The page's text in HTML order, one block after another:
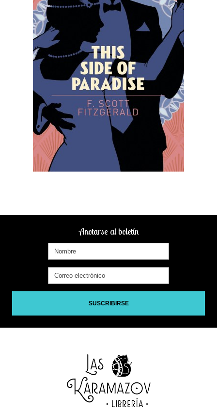
Anotarse al boletín
SUSCRIBIRSE